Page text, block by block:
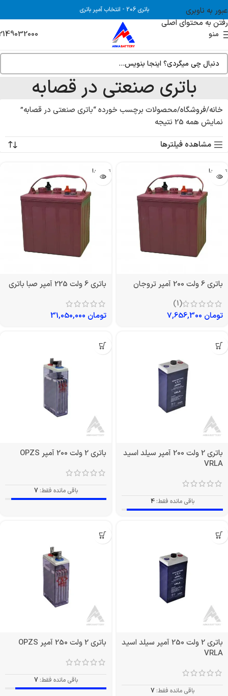
عبور به ناوبری
رفتن به محتوای اصلی
باتری 206 - انتخاب آمپر باتری
منو
باتری صنعتی در قصابه
خانه فروشگاه محصولات برچسب خورده “باتری صنعتی در قصابه”
نمایش همه 25 نتیجه
مشاهده فیلترها
تمام شد!
باتری 6 ولت 200 آمپر تروجان
(1)
تومان
تمام شد!
باتری 6 ولت 225 آمپر صبا باتری
تومان
باتری 2 ولت 200 آمپر سیلد اسید
VRLA
باقی مانده فقط: 4
باتری 2 ولت 200 آمپر OPZS
باقی مانده فقط: 7
باتری 2 ولت 250 آمپر سیلد اسید
VRLA
باقی مانده فقط: 7
باتری 2 ولت 250 آمپر OPZS
باقی مانده فقط: 7